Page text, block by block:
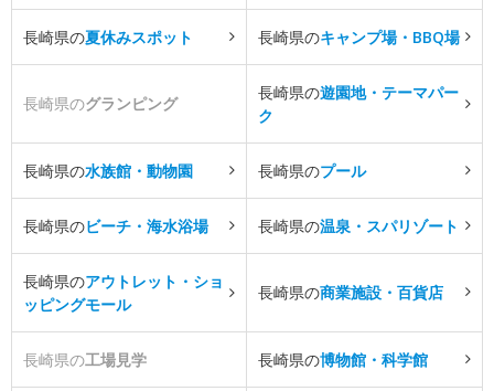
長崎県の夏休みスポット 長崎県のキャンプ場・BBQ場
長崎県のグランピング
長崎県の遊園地・テーマパー
ク
長崎県の水族館・動物園 長崎県のプール
長崎県のビーチ・海水浴場 長崎県の温泉・スパリゾート
長崎県のアウトレット・ショ
ッピングモール
長崎県の商業施設・百貨店
長崎県の工場見学 長崎県の博物館・科学館